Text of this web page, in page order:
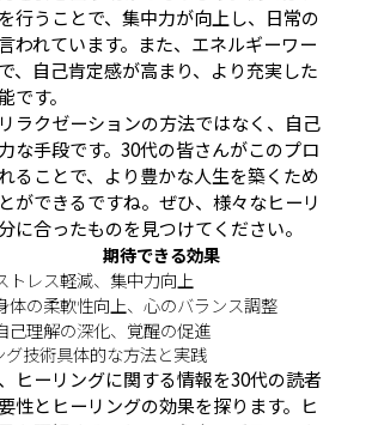
行うことで、集中力が向上し、日常の
われています。また、エネルギーワー
、自己肯定感が高まり、より充実した
です。
ラクゼーションの方法ではなく、自己
な手段です。30代の皆さんがこのプロ
ることで、より豊かな人生を築くため
ができるですね。ぜひ、様々なヒーリ
に合ったものを見つけてください。
期待できる効果
トレス軽減、集中力向上
体の柔軟性向上、心のバランス調整
己理解の深化、覚醒の促進
技術具体的な方法と実践
ヒーリングに関する情報を30代の読者
性とヒーリングの効果を探ります。ヒ